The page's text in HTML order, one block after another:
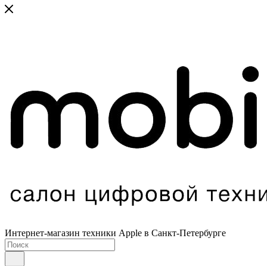
Интернет-магазин техники Apple в Санкт-Петербурге